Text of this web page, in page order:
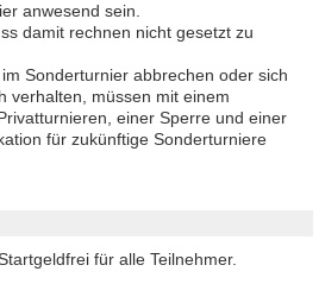
anwesend sein.
damit rechnen nicht gesetzt zu
Sonderturnier abbrechen oder sich
verhalten, müssen mit einem
einer Sperre und einer
für zukünftige Sonderturniere
für alle Teilnehmer.